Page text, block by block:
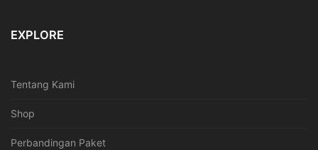
EXPLORE
Tentang Kami
Shop
Perbandingan Paket